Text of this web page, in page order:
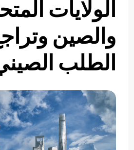
الولايات
والصين
الطلب